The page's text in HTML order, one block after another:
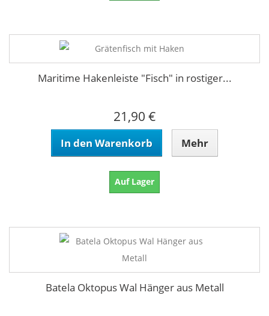
Maritime Hakenleiste "Fisch" in rostiger...
21,90 €
In den Warenkorb Mehr
Auf Lager
Batela Oktopus Wal Hänger aus Metall